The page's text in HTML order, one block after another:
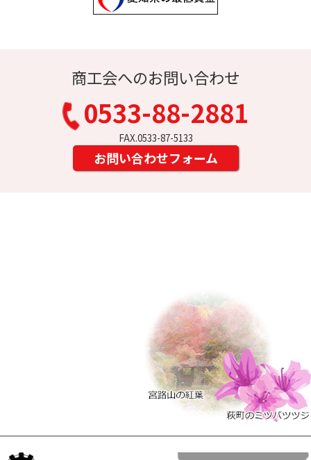
商工会へのお問い合わせ
0533-88-2881
FAX.0533-87-5133
お問い合わせフォーム